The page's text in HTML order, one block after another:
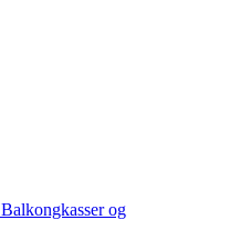
Balkongkasser og